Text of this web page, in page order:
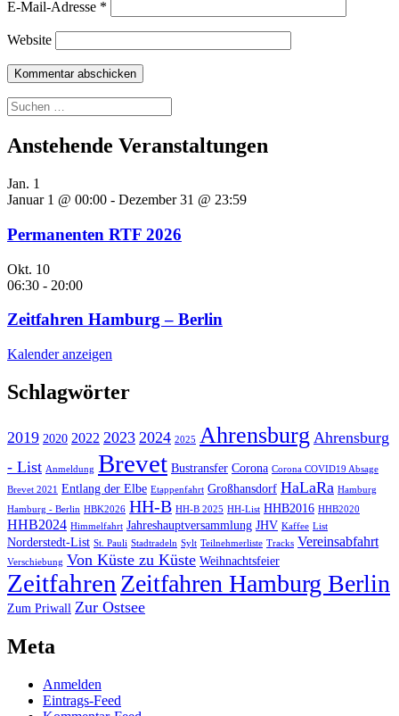
E-Mail-Adresse *
Website
Suchen
nach:
Anstehende Veranstaltungen
Jan. 1
Januar 1 @ 00:00 - Dezember 31 @ 23:59
Permanenten RTF 2026
Okt. 10
06:30 - 20:00
Zeitfahren Hamburg – Berlin
Kalender anzeigen
Schlagwörter
2019 2020 2022 2023 2024 2025 Ahrensburg Ahrensburg
- List Anmeldung Brevet Bustransfer Corona Corona COVID19 Absage
Brevet 2021 Entlang der Elbe Etappenfahrt Großhansdorf HaLaRa Hamburg
Hamburg - Berlin HBK2026 HH-B HH-B 2025 HH-List HHB2016 HHB2020
HHB2024 Himmelfahrt Jahreshauptversammlung JHV Kaffee List
Norderstedt-List St. Pauli Stadtradeln Sylt Teilnehmerliste Tracks Vereinsabfahrt
Verschiebung Von Küste zu Küste Weihnachtsfeier
Zeitfahren Zeitfahren Hamburg Berlin
Zum Priwall Zur Ostsee
Meta
Anmelden
Eintrags-Feed